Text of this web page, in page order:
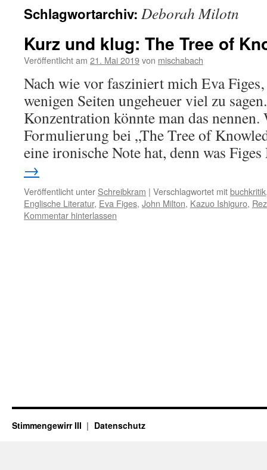
Schlagwortarchiv: Deborah Milotn
Kurz und klug: The Tree of
Veröffentlicht am 21. Mai 2019von mischabach
Nach wie vor fasziniert mich Eva
wenigen Seiten ungeheuer viel zu
Konzentration könnte man das nennen.
Formulierung bei „The Tree of
eine ironische Note hat, denn was
→
Veröffentlicht unter Schreibkram | Verschlagwortet mitbuchkritik
Englische Literatur, Eva Figes, John Milton, Kazuo Ishiguro,
Kommentar hinterlassen
Stimmengewirr III Datenschutz